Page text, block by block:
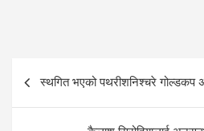
navigation
स्थगित भएको पथरीशनिश्चरे गोल्डकप